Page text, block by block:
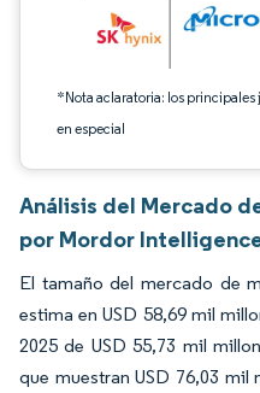
*Nota aclaratoria: los
en especial
Análisis del Mercado
por Mordor
El tamaño del mercado de
estima en USD 58,69 mil
2025 de USD 55,73 mil
que muestran USD 76,03